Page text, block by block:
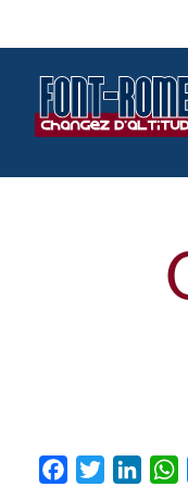
FacebookTwitter